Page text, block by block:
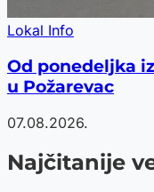
Lokal Info
Od ponedeljka
u Požarevac
07.08.2026.
Najčitanije